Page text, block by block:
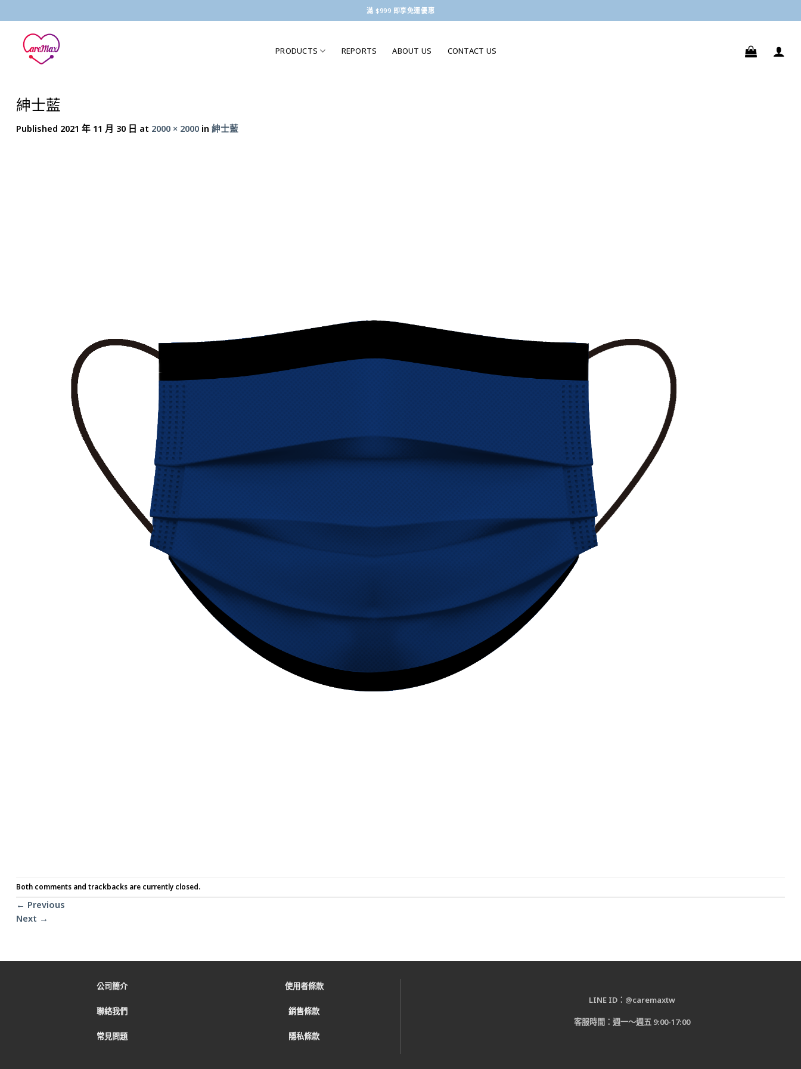
to
content
滿 $999 即享免運優惠
PRODUCTS REPORTS ABOUT US CONTACT US
紳士藍
Published 2021 年 11 月 30 日 at 2000 × 2000 in 紳士藍
Both comments and trackbacks are currently closed.
← Previous
Next →
公司簡介
聯絡我們
常見問題
使用者條款
銷售條款
隱私條款
LINE ID：@caremaxtw
客服時間：週一～週五 9:00-17:00